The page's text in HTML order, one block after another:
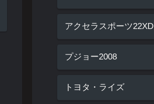
アクセラスポーツ22XD
プジョー2008
トヨタ・ライズ